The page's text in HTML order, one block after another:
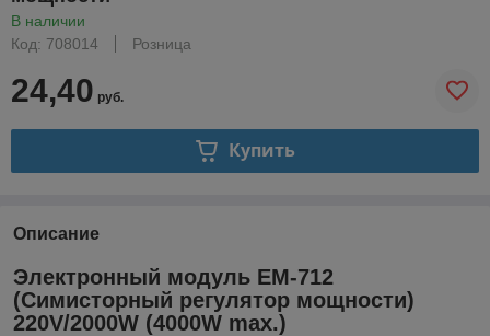
В наличии
Код: 708014
Розница
24,40 руб.
Купить
Описание
Электронный модуль EM-712
(Симисторный регулятор мощности)
220V/2000W (4000W max.)